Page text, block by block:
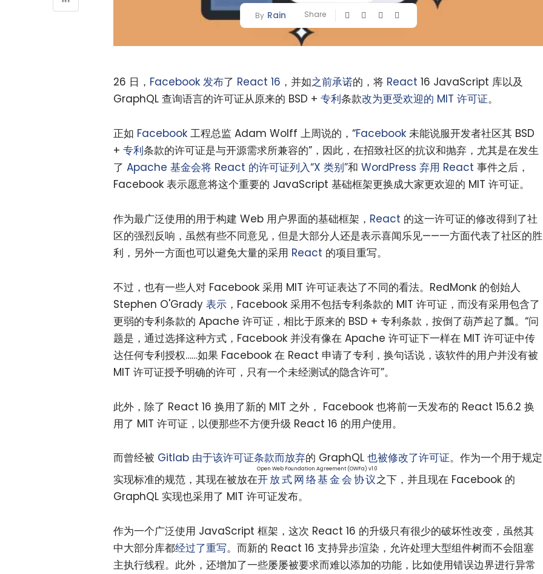
By Rain Share
26 日， Facebook 发布了 React 16 ，并如之前承诺的，将 React 16 JavaScript 库以及
GraphQL 查询语言的许可证从原来的 BSD + 专利条款改为更受欢迎的 MIT 许可证。
正如 Facebook 工程总监 Adam Wolff 上周说的，“Facebook 未能说服开发者社区其 BSD
+ 专利条款的许可证是与开源需求所兼容的”，因此，在招致社区的抗议和抛弃，尤其是在发生
了 Apache 基金会将 React 的许可证列入“X 类别”和 WordPress 弃用 React 事件之后，
Facebook 表示愿意将这个重要的 JavaScript 基础框架更换成大家更欢迎的 MIT 许可证。
作为最广泛使用的用于构建 Web 用户界面的基础框架， React 的这一许可证的修改得到了社
区的强烈反响，虽然有些不同意见，但是大部分人还是表示喜闻乐见——一方面代表了社区的胜
利，另外一方面也可以避免大量的采用 React 的项目重写。
不过，也有一些人对 Facebook 采用 MIT 许可证表达了不同的看法。RedMonk 的创始人
Stephen O'Grady 表示 ，Facebook 采用不包括专利条款的 MIT 许可证，而没有采用包含了
更弱的专利条款的 Apache 许可证，相比于原来的 BSD + 专利条款，按倒了葫芦起了瓢。“问
题是，通过选择这种方式，Facebook 并没有像在 Apache 许可证下一样在 MIT 许可证中传
达任何专利授权……如果 Facebook 在 React 申请了专利，换句话说，该软件的用户并没有被
MIT 许可证授予明确的许可，只有一个未经测试的隐含许可”。
此外，除了 React 16 换用了新的 MIT 之外， Facebook 也将前一天发布的 React 15.6.2 换
用了 MIT 许可证，以便那些不方便升级 React 16 的用户使用。
而曾经被 Gitlab 由于该许可证条款而放弃的 GraphQL 也被修改了许可证。作为一个用于规定
实现标准的规范，其现在被放在开放式网络基金会协议
Open Web Foundation Agreement (OWFa) v1.0
之下，并且现在 Facebook 的
GraphQL 实现也采用了 MIT 许可证发布。
作为一个广泛使用 JavaScript 框架，这次 React 16 的升级只有很少的破坏性改变，虽然其
中大部分库都经过了重写。而新的 React 16 支持异步渲染，允许处理大型组件树而不会阻塞
主执行线程。此外，还增加了一些屡屡被要求而难以添加的功能，比如使用错误边界进行异常